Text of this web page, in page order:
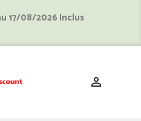
17/08/2026 Inclus
